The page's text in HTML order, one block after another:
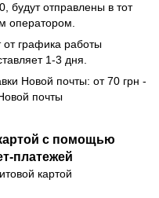
будут отправлены в тот
оператором.
от графика работы
1-3 дня.
Новой почты: от 70 грн -
почты
с помощью
платежей
картой